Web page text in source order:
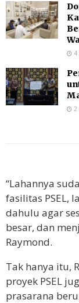
4
2
“Lahannya
fasilitas PSEL,
dahulu agar
besar, dan
Raymond.
Tak hanya itu,
proyek PSEL
prasarana